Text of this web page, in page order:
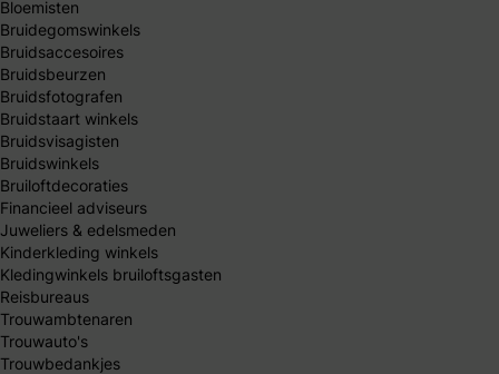
Bloemisten
Bruidegomswinkels
Bruidsaccesoires
Bruidsbeurzen
Bruidsfotografen
Bruidstaart winkels
Bruidsvisagisten
Bruidswinkels
Bruiloftdecoraties
Financieel adviseurs
Juweliers & edelsmeden
Kinderkleding winkels
Kledingwinkels bruiloftsgasten
Reisbureaus
Trouwambtenaren
Trouwauto's
Trouwbedankjes